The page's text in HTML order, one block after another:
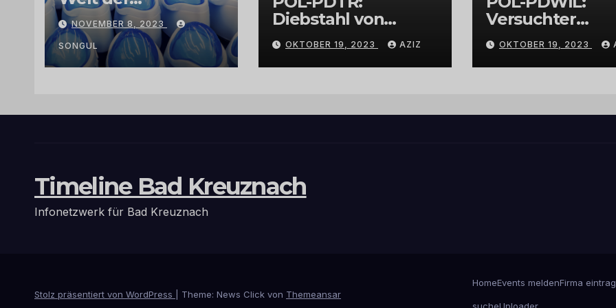
Exklusivität:
Arganöl,
Kaktusfeigenkernöl
und
vertrauenswürdige
NOVEMBER 8, 2023
SONGUL
Diebstahl von
Grabschmuck
OKTOBER 19, 2023 AZIZ
Versuchter
Einbruch im
Gewerbegebiet
Wittlich
OKTOBER 19, 2023
Timeline Bad Kreuznach
Infonetzwerk für Bad Kreuznach
Stolz präsentiert von WordPress Theme: News Click von Themeansar
HomeEvents meldenFirma